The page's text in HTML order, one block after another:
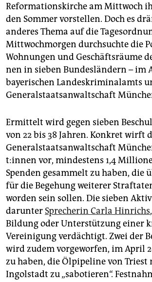
epaper login
Reformationskirche am Mittwoch
den Sommer vorstellen. Doch es
anderes Thema auf die
Mittwochmorgen durchsuchte die
Wohnungen und Geschäftsräume
nen in sieben Bundesländern – im
bayerischen Landeskriminalamts
Generalstaatsanwaltschaft
Ermittelt wird gegen sieben
von 22 bis 38 Jahren. Konkret wirft
Generalstaatsanwaltschaft
t:in­nen vor, mindestens 1,4
Spenden gesammelt zu haben, die
für die Begehung weiterer
worden sein sollen. Die sieben
darunter Sprecherin Carla Hinrichs
Bildung oder Unterstützung einer
Vereinigung verdächtigt. Zwei der
wird zudem vorgeworfen, im April
zu haben, die Ölpipeline von Triest
Ingolstadt zu „sabotieren“.